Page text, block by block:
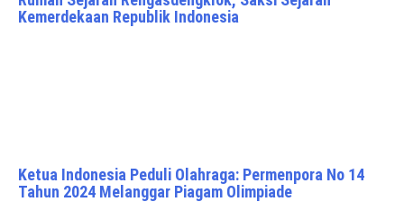
Kemerdekaan Republik Indonesia
Ketua Indonesia Peduli Olahraga: Permenpora No 14
Tahun 2024 Melanggar Piagam Olimpiade